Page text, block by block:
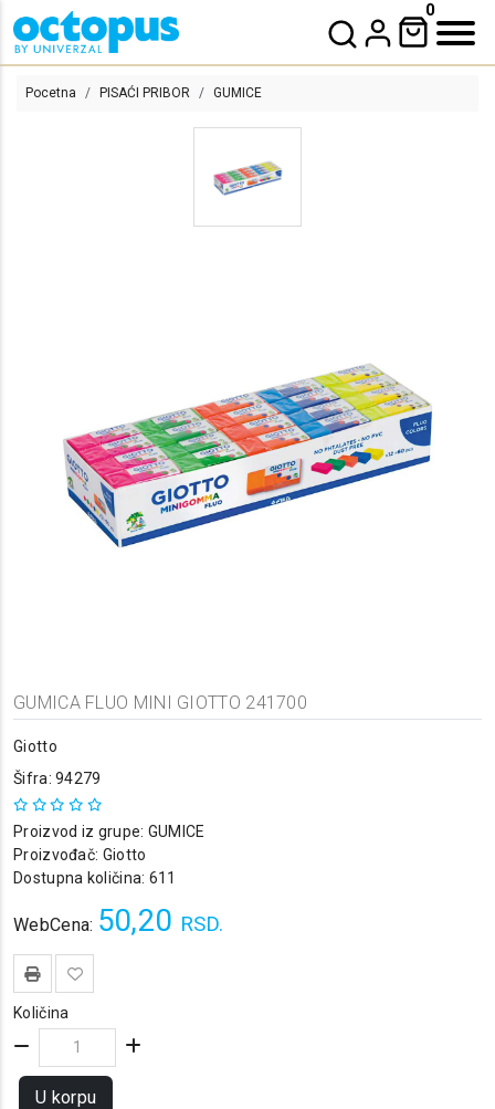
0
Pocetna PISAĆI PRIBOR GUMICE
GUMICA FLUO MINI GIOTTO 241700
Giotto
Šifra: 94279
Proizvod iz grupe: GUMICE
Proizvođač: Giotto
Dostupna količina: 611
WebCena: 50,20 RSD.
Količina
U korpu